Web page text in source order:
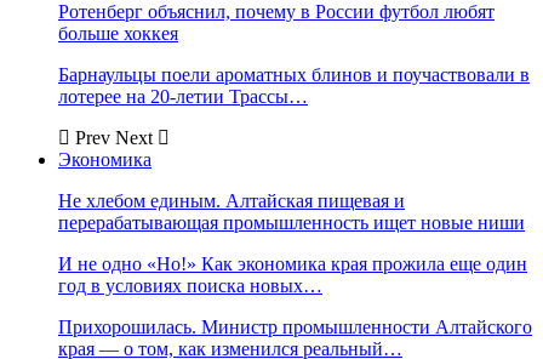
Ротенберг объяснил, почему в России футбол любят
больше хоккея
Барнаульцы поели ароматных блинов и поучаствовали в
лотерее на 20-летии Трассы…
Prev Next
Экономика
Не хлебом единым. Алтайская пищевая и
перерабатывающая промышленность ищет новые ниши
И не одно «Но!» Как экономика края прожила еще один
год в условиях поиска новых…
Прихорошилась. Министр промышленности Алтайского
края — о том, как изменился реальный…